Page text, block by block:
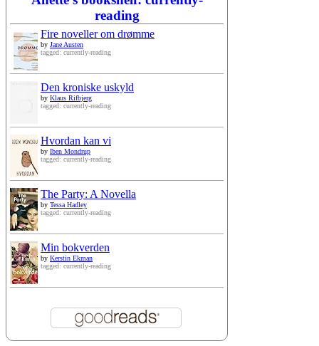
reading
Fire noveller om drømme
by Jane Austen
tagged: currently-reading
Den kroniske uskyld
by Klaus Rifbjerg
tagged: currently-reading
Hvordan kan vi
by Iben Mondrup
tagged: currently-reading
The Party: A Novella
by Tessa Hadley
tagged: currently-reading
Min bokverden
by Kerstin Ekman
tagged: currently-reading